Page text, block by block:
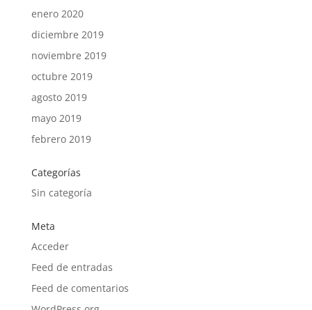
enero 2020
diciembre 2019
noviembre 2019
octubre 2019
agosto 2019
mayo 2019
febrero 2019
Categorías
Sin categoría
Meta
Acceder
Feed de entradas
Feed de comentarios